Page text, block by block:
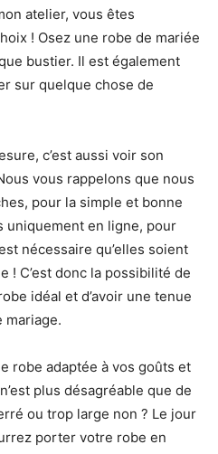
atelier, vous êtes
! Osez une robe de mariée
bustier. Il est également
sur quelque chose de
c’est aussi voir son
vous rappelons que nous
pour la simple et bonne
uniquement en ligne, pour
nécessaire qu’elles soient
! C’est donc la possibilité de
idéal et d’avoir une tenue
mariage.
robe adaptée à vos goûts et
plus désagréable que de
ou trop large non ? Le jour
porter votre robe en